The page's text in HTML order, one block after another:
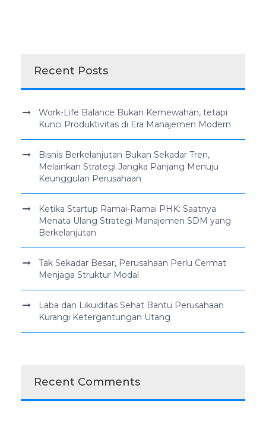
Recent Posts
Work-Life Balance Bukan Kemewahan, tetapi
Kunci Produktivitas di Era Manajemen Modern
Bisnis Berkelanjutan Bukan Sekadar Tren,
Melainkan Strategi Jangka Panjang Menuju
Keunggulan Perusahaan
Ketika Startup Ramai-Ramai PHK: Saatnya
Menata Ulang Strategi Manajemen SDM yang
Berkelanjutan
Tak Sekadar Besar, Perusahaan Perlu Cermat
Menjaga Struktur Modal
Laba dan Likuiditas Sehat Bantu Perusahaan
Kurangi Ketergantungan Utang
Recent Comments